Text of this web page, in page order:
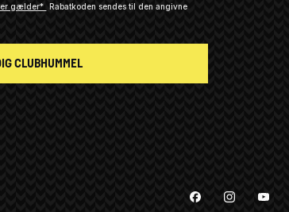
gælder*
Rabatkoden sendes til den angivne
CLUBHUMMEL